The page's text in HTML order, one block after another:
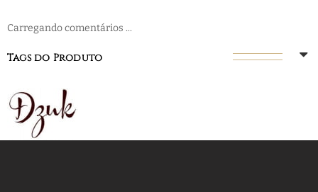
Carregando comentários ...
Tags do Produto